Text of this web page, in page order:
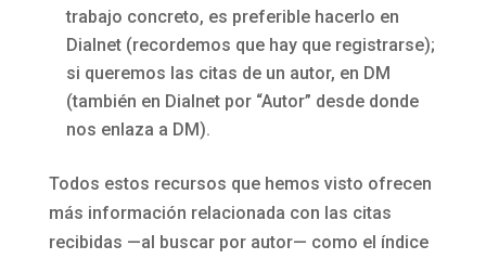
trabajo concreto, es preferible hacerlo en
Dialnet (recordemos que hay que registrarse);
si queremos las citas de un autor, en DM
(también en Dialnet por “Autor” desde donde
nos enlaza a DM).
Todos estos recursos que hemos visto ofrecen
más información relacionada con las citas
recibidas —al buscar por autor— como el índice